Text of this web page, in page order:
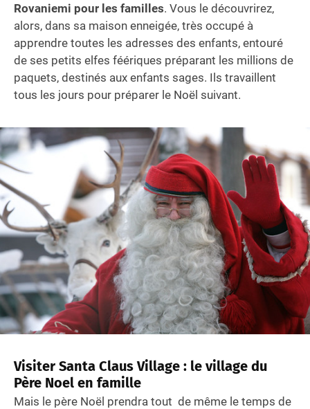
Rovaniemi pour les familles. Vous le découvrirez,
alors, dans sa maison enneigée, très occupé à
apprendre toutes les adresses des enfants, entouré
de ses petits elfes féériques préparant les millions de
paquets, destinés aux enfants sages. Ils travaillent
tous les jours pour préparer le Noël suivant.
Visiter Santa Claus Village : le village du
Père Noel en famille
Mais le père Noël prendra tout de même le temps de